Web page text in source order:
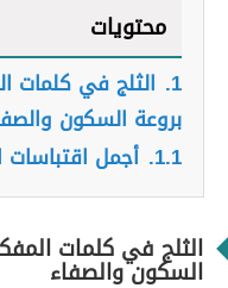
محتويات
1. الثلج في كلمات
بروعة السكون
1.1. أجمل اقتباسات
الثلج في كلمات
السكون والصفاء